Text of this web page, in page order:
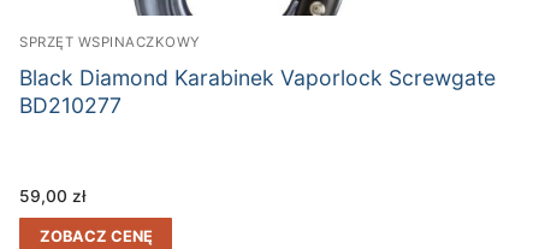
SPRZĘT WSPINACZKOWY
Black Diamond Karabinek Vaporlock Screwgate
BD210277
59,00 zł
ZOBACZ CENĘ